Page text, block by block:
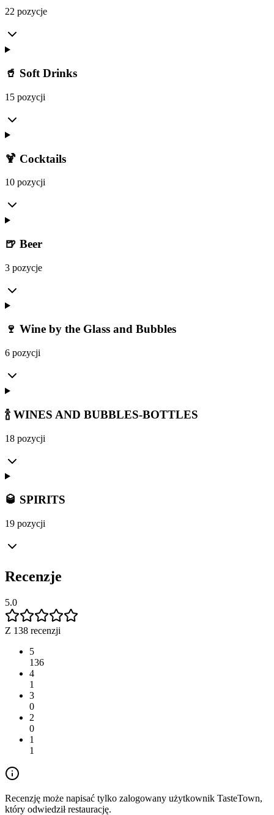
22 pozycje
🥤 Soft Drinks
15 pozycji
🍹 Cocktails
10 pozycji
🍺 Beer
3 pozycje
🍷 Wine by the Glass and Bubbles
6 pozycji
🍾 WINES AND BUBBLES-BOTTLES
18 pozycji
🥃 SPIRITS
19 pozycji
Recenzje
5.0
Z 138 recenzji
5
136
4
1
3
0
2
0
1
1
Recenzję może napisać tylko zalogowany użytkownik TasteTown,
który odwiedził restaurację.